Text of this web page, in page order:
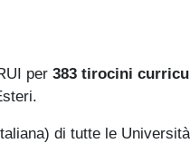
per 383 tirocini
di tutte le